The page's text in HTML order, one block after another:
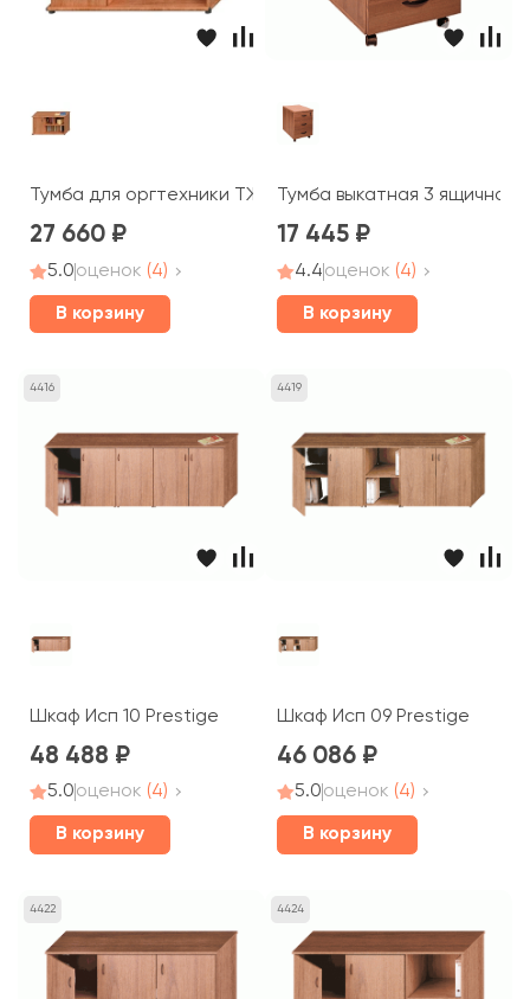
Тумба для оргтехники ТЖ 205 Prestige
27 660
5.0оценок (4)
В корзину
Тумба выкатная 3
17 445
4.4оценок (4)
В корзину
4416
Шкаф Исп 10 Prestige
48 488
5.0оценок (4)
В корзину
4419
Шкаф Исп 09 Prestige
46 086
5.0оценок (4)
В корзину
4422 4424